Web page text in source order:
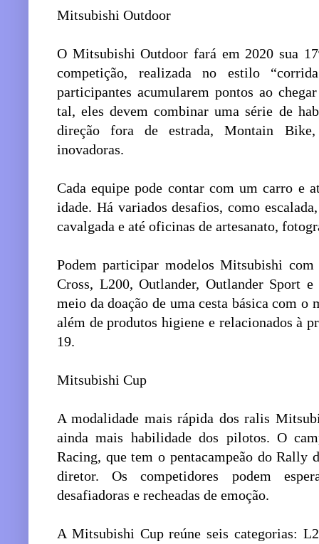
Mitsubishi Outdoor
O Mitsubishi Outdoor fará em 2020 sua
competição, realizada no estilo
participantes acumularem pontos ao
tal, eles devem combinar uma série de
direção fora de estrada, Montain
inovadoras.
Cada equipe pode contar com um carro e
idade. Há variados desafios, como
cavalgada e até oficinas de artesanato,
Podem participar modelos Mitsubishi
Cross, L200, Outlander, Outlander Sport
meio da doação de uma cesta básica com
além de produtos higiene e relacionados à
19.
Mitsubishi Cup
A modalidade mais rápida dos ralis
ainda mais habilidade dos pilotos. O
Racing, que tem o pentacampeão do Rally
diretor. Os competidores podem
desafiadoras e recheadas de emoção.
A Mitsubishi Cup reúne seis categorias: